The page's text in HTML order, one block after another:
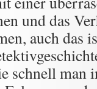
und das
auch das
schnell man